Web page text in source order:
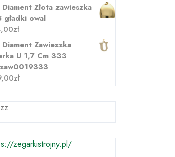
Diament Złota zawieszka
gładki owal
zł
Diament Zawieszka
U 1,7 Cm 333
zł
zegarkistrojny.pl/